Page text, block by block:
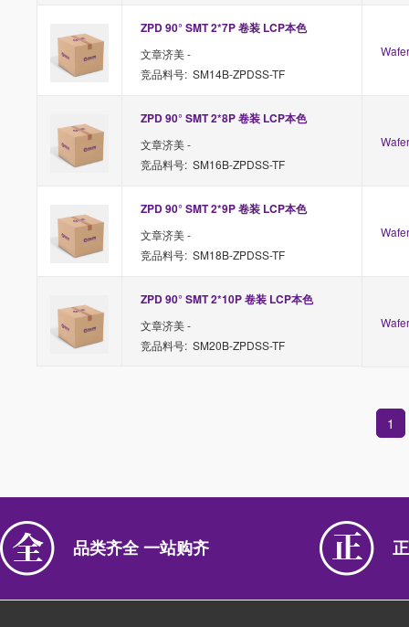
ZPD 90° SMT 2*7P 卷装 LCP本色
文章济美 -
竞品料号: SM14B-ZPDSS-TF
ZPD 90° SMT 2*8P 卷装 LCP本色
文章济美 -
竞品料号: SM16B-ZPDSS-TF
ZPD 90° SMT 2*9P 卷装 LCP本色
文章济美 -
竞品料号: SM18B-ZPDSS-TF
ZPD 90° SMT 2*10P 卷装 LCP本色
文章济美 -
竞品料号: SM20B-ZPDSS-TF
1
品类齐全 一站购齐